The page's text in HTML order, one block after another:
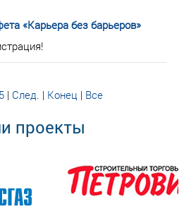
«Карьера без барьеров»
5 | След. | Конец | Все
проекты